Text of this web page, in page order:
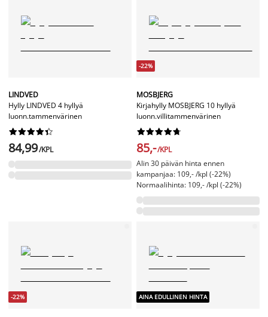
LINDVED
Hylly LINDVED 4 hyllyä
luonn.tammenvärinen






84,99/KPL
-22%
MOSBJERG
Kirjahylly MOSBJERG 10 hyllyä
luonn.villitammenvärinen






85,-/KPL
Alin 30 päivän hinta ennen
kampanjaa: 109,- /kpl (-22%)
Normaalihinta: 109,- /kpl (-22%)
-22% AINA EDULLINEN HINTA